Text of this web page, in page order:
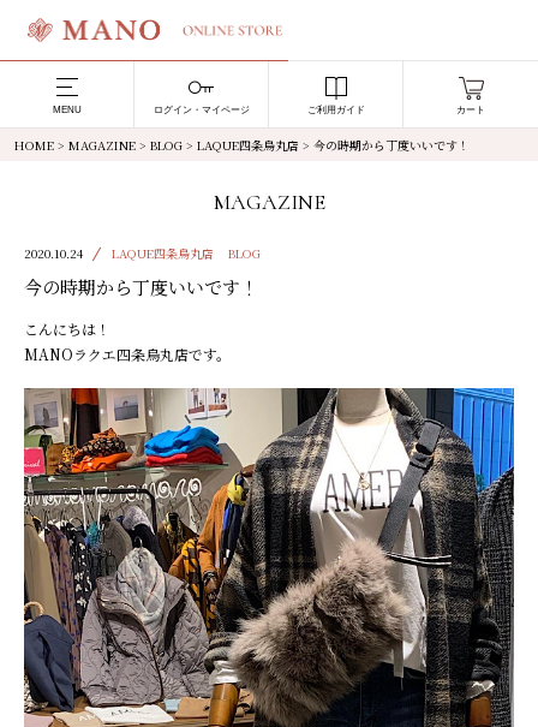
MENU ログイン・マイページ ご利用ガイド カート
HOME > MAGAZINE > BLOG > LAQUE四条烏丸店 > 今の時期から丁度いいです！
MAGAZINE
2020.10.24 LAQUE四条烏丸店 BLOG
今の時期から丁度いいです！
こんにちは！
MANOラクエ四条烏丸店です。